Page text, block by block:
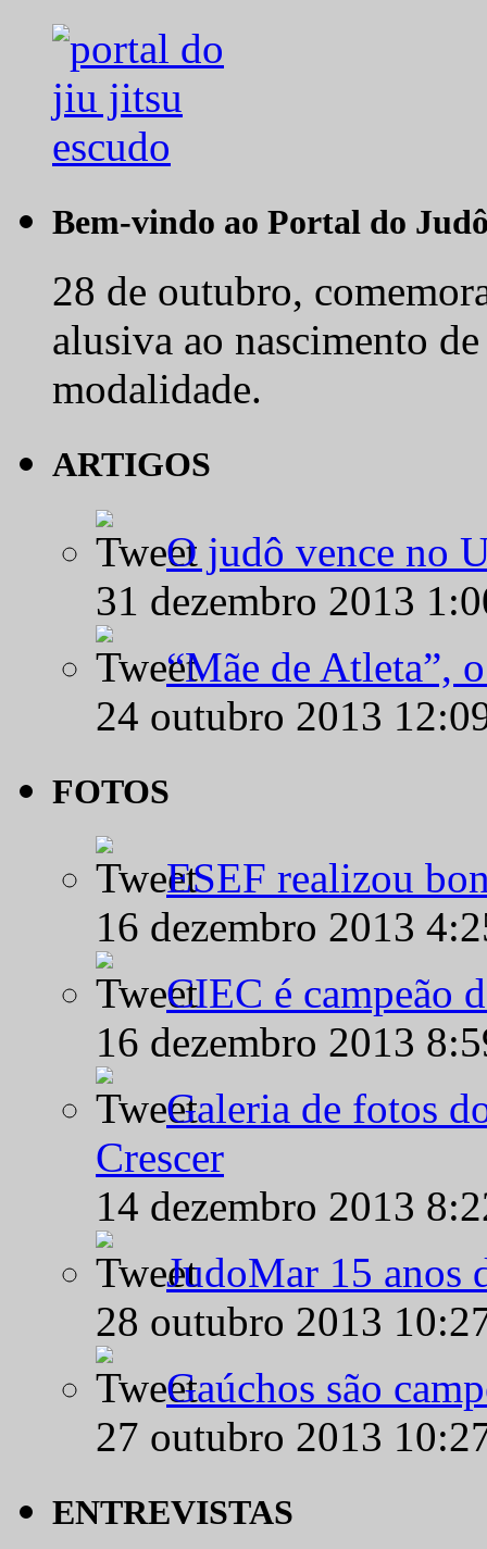
Bem-vindo ao Portal do
28 de outubro,
alusiva ao nascimento
modalidade.
ARTIGOS
O judô vence no
31 dezembro 2013
“Mãe de Atleta”,
24 outubro 2013
FOTOS
ESEF realizou
16 dezembro 2013
CIEC é campeão
16 dezembro 2013
Galeria de fotos
Crescer
14 dezembro 2013
JudoMar 15 anos
28 outubro 2013
Gaúchos são
27 outubro 2013
ENTREVISTAS